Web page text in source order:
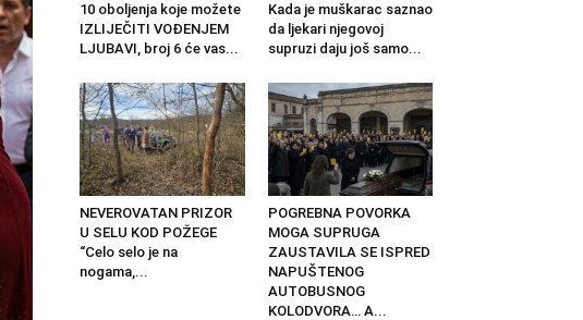
10 oboljenja koje možete
IZLIJEČITI VOĐENJEM
LJUBAVI, broj 6 će vas...
Kada je muškarac saznao
da ljekari njegovoj
supruzi daju još samo...
NEVEROVATAN PRIZOR
U SELU KOD POŽEGE
“Celo selo je na
nogama,...
POGREBNA POVORKA
MOGA SUPRUGA
ZAUSTAVILA SE ISPRED
NAPUŠTENOG
AUTOBUSNOG
KOLODVORA… A...